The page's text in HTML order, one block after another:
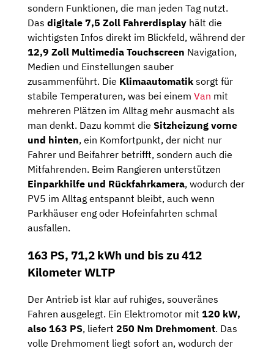
sondern Funktionen, die man jeden Tag nutzt.
Das digitale 7,5 Zoll Fahrerdisplay hält die
wichtigsten Infos direkt im Blickfeld, während der
12,9 Zoll Multimedia Touchscreen Navigation,
Medien und Einstellungen sauber
zusammenführt. Die Klimaautomatik sorgt für
stabile Temperaturen, was bei einem Van mit
mehreren Plätzen im Alltag mehr ausmacht als
man denkt. Dazu kommt die Sitzheizung vorne
und hinten, ein Komfortpunkt, der nicht nur
Fahrer und Beifahrer betrifft, sondern auch die
Mitfahrenden. Beim Rangieren unterstützen
Einparkhilfe und Rückfahrkamera, wodurch der
PV5 im Alltag entspannt bleibt, auch wenn
Parkhäuser eng oder Hofeinfahrten schmal
ausfallen.
163 PS, 71,2 kWh und bis zu 412
Kilometer WLTP
Der Antrieb ist klar auf ruhiges, souveränes
Fahren ausgelegt. Ein Elektromotor mit 120 kW,
also 163 PS, liefert 250 Nm Drehmoment. Das
volle Drehmoment liegt sofort an, wodurch der